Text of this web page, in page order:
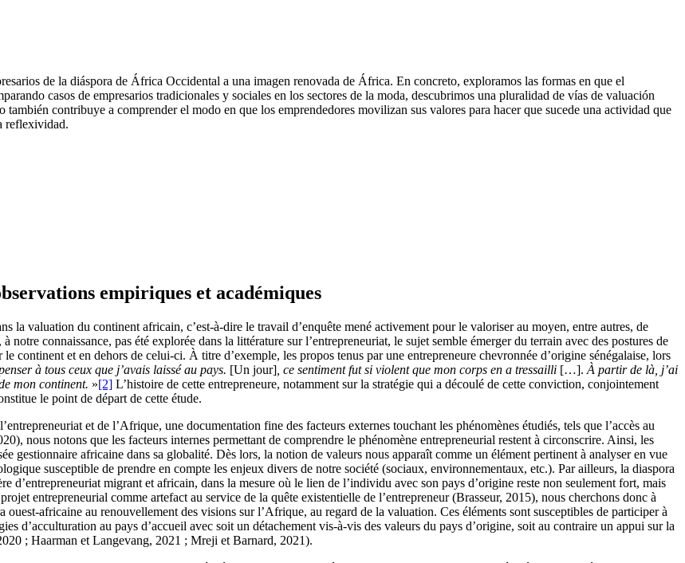
de la diáspora de África Occidental a una imagen renovada de África. En concreto, exploramos las formas en que el
casos de empresarios tradicionales y sociales en los sectores de la moda, descubrimos una pluralidad de vías de valuación
contribuye a comprender el modo en que los emprendedores movilizan sus valores para hacer que sucede una actividad que
reflexividad.
empiriques et académiques
la valuation du continent africain, c’est-à-dire le travail d’enquête mené activement pour le valoriser au moyen, entre autres, de
connaissance, pas été explorée dans la littérature sur l’entrepreneuriat, le sujet semble émerger du terrain avec des postures de
continent et en dehors de celui-ci. À titre d’exemple, les propos tenus par une entrepreneure chevronnée d’origine sénégalaise, lors
à tous ceux que j’avais laissé au pays. [Un jour] , ce sentiment fut si violent que mon corps en a tressailli […]. À partir de là, j’ai
mon continent. »[2] L’histoire de cette entrepreneure, notamment sur la stratégie qui a découlé de cette conviction, conjointement
le point de départ de cette étude.
et de l’Afrique, une documentation fine des facteurs externes touchant les phénomènes étudiés, tels que l’accès au
nous notons que les facteurs internes permettant de comprendre le phénomène entrepreneurial restent à circonscrire. Ainsi, les
gestionnaire africaine dans sa globalité. Dès lors, la notion de valeurs nous apparaît comme un élément pertinent à analyser en vue
susceptible de prendre en compte les enjeux divers de notre société (sociaux, environnementaux, etc.). Par ailleurs, la diaspora
d’entrepreneuriat migrant et africain, dans la mesure où le lien de l’individu avec son pays d’origine reste non seulement fort, mais
entrepreneurial comme artefact au service de la quête existentielle de l’entrepreneur (Brasseur, 2015), nous cherchons donc à
africaine au renouvellement des visions sur l’Afrique, au regard de la valuation. Ces éléments sont susceptibles de participer à
d’acculturation au pays d’accueil avec soit un détachement vis-à-vis des valeurs du pays d’origine, soit au contraire un appui sur la
; Haarman et Langevang, 2021 ; Mreji et Barnard, 2021).